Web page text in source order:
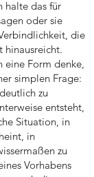
halte das für
oder sie
die
hinausreicht.
eine Form denke,
simplen Frage:
zu
entsteht,
Situation, in
in
zu
Vorhabens